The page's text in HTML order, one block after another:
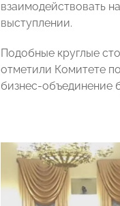
взаимодействовать
выступлении.
Подобные круглые
отметили Комитете
бизнес-объединение